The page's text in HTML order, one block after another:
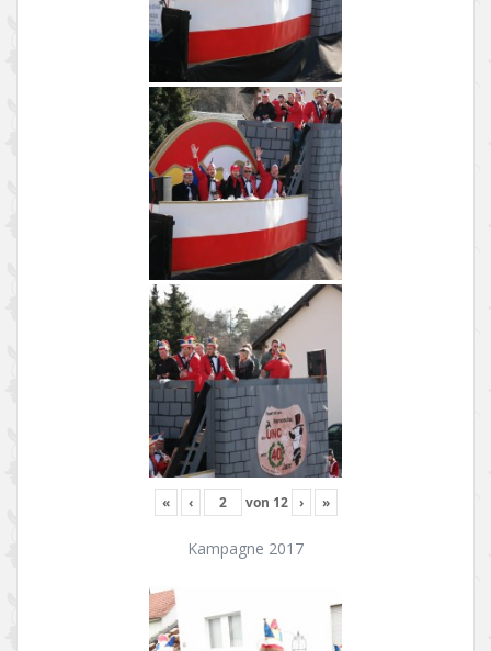
« ‹ von 12 › »
Kampagne 2017